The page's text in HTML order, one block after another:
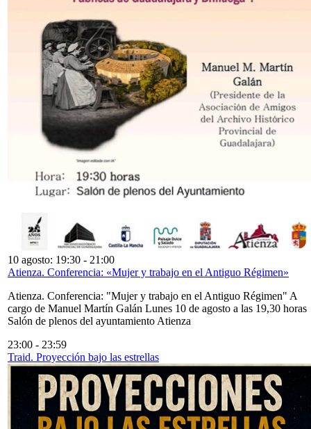
10 agosto: 19:30 - 21:00
Atienza. Conferencia: «Mujer y trabajo en el Antiguo Régimen»
Atienza. Conferencia: "Mujer y trabajo en el Antiguo Régimen" A
cargo de Manuel Martín Galán Lunes 10 de agosto a las 19,30 horas
Salón de plenos del ayuntamiento Atienza
23:00 - 23:59
Traid. Proyección bajo las estrellas